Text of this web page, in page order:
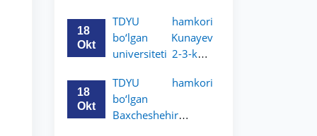
universiteti 2-3-
bosqich talabalari
uchun akademik
e’lon qildi
18
Okt
TDYU hamkori
bo‘lgan Kunayev
universiteti 2-3-kurs
akademik mobillik
dasturini e’lon qiladi
18
Okt
TDYU hamkori
bo‘lgan
Baxcheshehir